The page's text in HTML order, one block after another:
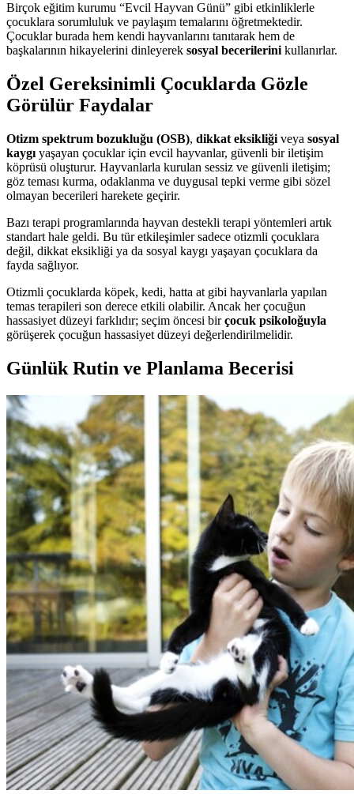
Birçok eğitim kurumu “Evcil Hayvan Günü” gibi etkinliklerle
çocuklara sorumluluk ve paylaşım temalarını öğretmektedir.
Çocuklar burada hem kendi hayvanlarını tanıtarak hem de
başkalarının hikayelerini dinleyerek sosyal becerilerini kullanırlar.
Özel Gereksinimli Çocuklarda Gözle
Görülür Faydalar
Otizm spektrum bozukluğu (OSB), dikkat eksikliği veya sosyal
kaygı yaşayan çocuklar için evcil hayvanlar, güvenli bir iletişim
köprüsü oluşturur. Hayvanlarla kurulan sessiz ve güvenli iletişim;
göz teması kurma, odaklanma ve duygusal tepki verme gibi sözel
olmayan becerileri harekete geçirir.
Bazı terapi programlarında hayvan destekli terapi yöntemleri artık
standart hale geldi. Bu tür etkileşimler sadece otizmli çocuklara
değil, dikkat eksikliği ya da sosyal kaygı yaşayan çocuklara da
fayda sağlıyor.
Otizmli çocuklarda köpek, kedi, hatta at gibi hayvanlarla yapılan
temas terapileri son derece etkili olabilir. Ancak her çocuğun
hassasiyet düzeyi farklıdır; seçim öncesi birçocuk psikoloğuyla
görüşerek çocuğun hassasiyet düzeyi değerlendirilmelidir.
Günlük Rutin ve Planlama Becerisi